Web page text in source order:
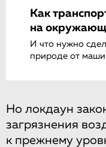
Как
на
И что нужно
природе от
Но локдаун
загрязнения
к прежнему